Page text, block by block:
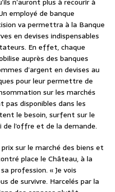
employé de banque
va permettra à la Banque
en devises indispensables
En effet, chaque
auprès des banques
d’argent en devises au
pour leur permettre de
sur les marchés
pas disponibles dans les
le besoin, surfent sur le
l’offre et de la demande.
sur le marché des biens et
place le Château, à la
profession. « Je vois
de survivre. Harcelés par la